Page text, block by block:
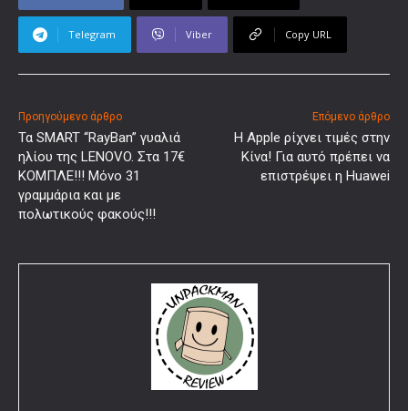
Telegram Viber Copy URL
Προηγούμενο άρθρο
Τα SMART “RayBan” γυαλιά
ηλίου της LENOVO. Στα 17€
ΚΟΜΠΛΕ!!! Μόνο 31
γραμμάρια και με
πολωτικούς φακούς!!!
Επόμενο άρθρο
H Apple ρίχνει τιμές στην
Κίνα! Για αυτό πρέπει να
επιστρέψει η Huawei